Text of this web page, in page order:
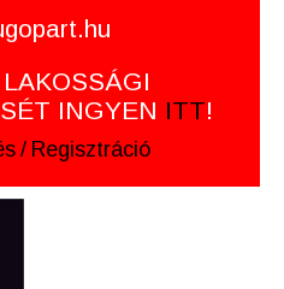
INGYEN ITT!
/ Regisztráció